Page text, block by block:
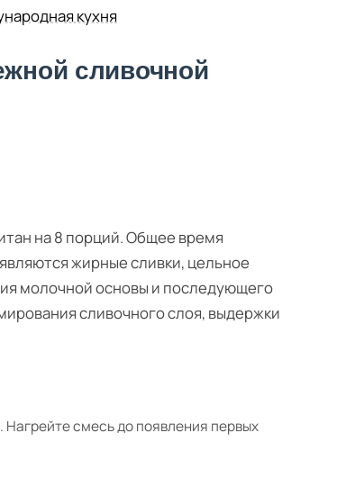
кухня
сливочной
на 8 порций. Общее время
жирные сливки, цельное
молочной основы и последующего
сливочного слоя, выдержки
смесь до появления первых